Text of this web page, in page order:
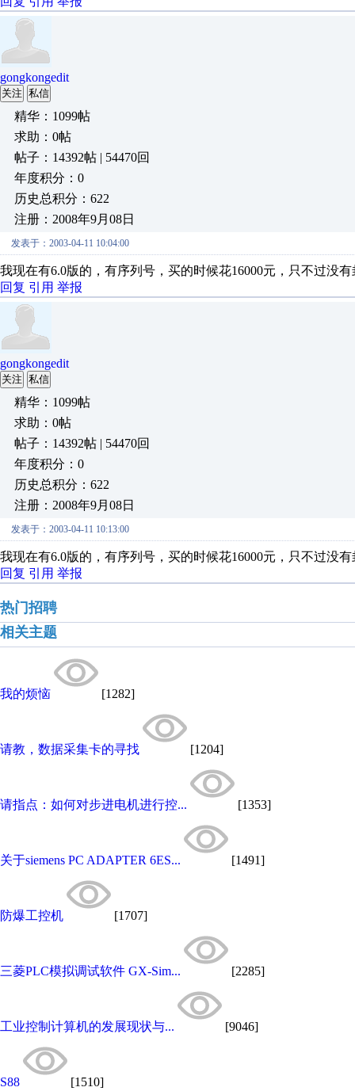
gongkongedit
关注 私信
精华：1099帖
求助：0帖
帖子：14392帖 | 54470回
年度积分：0
历史总积分：622
注册：2008年9月08日
发表于：2003-04-11 10:04:00
我现在有6.0版的，有序列号，买的时候花16000元，只不过没
回复 引用 举报
gongkongedit
关注 私信
精华：1099帖
求助：0帖
帖子：14392帖 | 54470回
年度积分：0
历史总积分：622
注册：2008年9月08日
发表于：2003-04-11 10:13:00
我现在有6.0版的，有序列号，买的时候花16000元，只不过没
回复 引用 举报
热门招聘
相关主题
我的烦恼 [1282]
请教，数据采集卡的寻找 [1204]
请指点：如何对步进电机进行控... [1353]
关于siemens PC ADAPTER 6ES... [1491]
防爆工控机 [1707]
三菱PLC模拟调试软件 GX-Sim... [2285]
工业控制计算机的发展现状与... [9046]
S88 [1510]